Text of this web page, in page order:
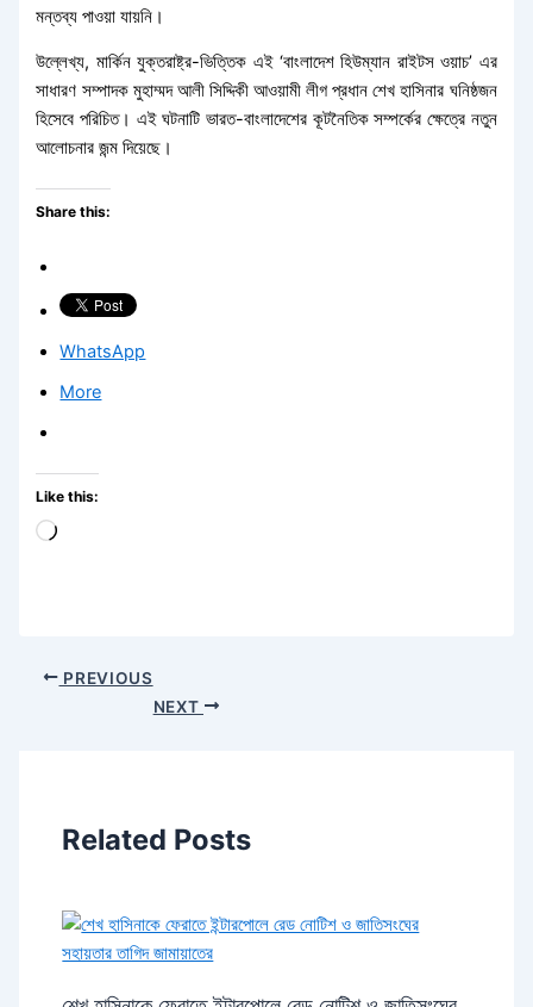
মন্তব্য পাওয়া যায়নি।
উল্লেখ্য, মার্কিন যুক্তরাষ্ট্র-ভিত্তিক এই ‘বাংলাদেশ হিউম্যান রাইটস ওয়াচ’ এর
সাধারণ সম্পাদক মুহাম্মদ আলী সিদ্দিকী আওয়ামী লীগ প্রধান শেখ হাসিনার ঘনিষ্ঠজন
হিসেবে পরিচিত। এই ঘটনাটি ভারত-বাংলাদেশের কূটনৈতিক সম্পর্কের ক্ষেত্রে নতুন
আলোচনার জন্ম দিয়েছে।
Share this:
WhatsApp
More
Like this:
Loading…
PREVIOUS
NEXT
Related Posts